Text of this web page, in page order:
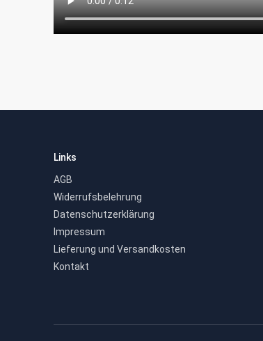
Links
AGB
Widerrufsbelehrung
Datenschutzerklärung
Impressum
Lieferung und Versandkosten
Kontakt